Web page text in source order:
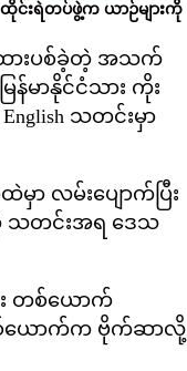
င်းရဲတပ်ဖွဲ့က ယာဉ်များကို
ထားပစ်ခဲ့တဲ့ အသက်
မာနိုင်ငံသား ကိုး
သတင်းမှာ
ာ လမ်းပျောက်ပြီး
သတင်းအရ ဒေသ
း တစ်ယောက်
စ်ယောက်က ဗိုက်ဆာလို့